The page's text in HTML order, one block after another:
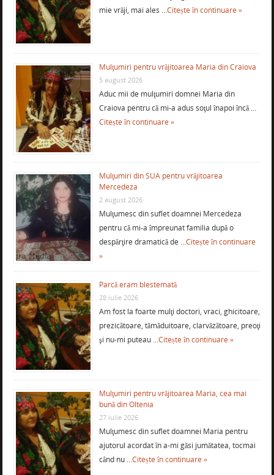
mie vrăji, mai ales …Citește în continuare »
Mulţumiri pentru vrăjitoarea Maria din Craiova
5 august 2026
Aduc mii de mulţumiri domnei Maria din
Craiova pentru că mi-a adus soţul înapoi încă …
Citește în continuare »
Mulţumiri din SUA pentru vrăjitoarea
Mercedeza
2 august 2026
Mulţumesc din suflet doamnei Mercedeza
pentru că mi-a împreunat familia după o
despărţire dramatică de …Citește în continuare
»
Parcă eram blestemată
28 iulie 2026
Am fost la foarte mulţi doctori, vraci, ghicitoare,
prezicătoare, tămăduitoare, clarvăzătoare, preoţi
şi nu-mi puteau …Citește în continuare »
Mulţumiri pentru vrăjitoarea Maria, cea mai
bună din Oltenia
27 iulie 2026
Mulţumesc din suflet doamnei Maria pentru
ajutorul acordat în a-mi găsi jumătatea, tocmai
când nu …Citește în continuare »